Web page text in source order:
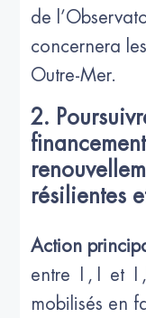
de
concernera
Outre-Mer.
2.
résilientes
Action
entre 1,1 et
mobilisés en